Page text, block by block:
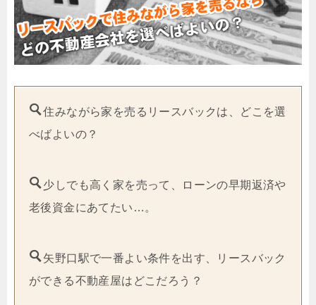
住みながら家を売るリースバックは、どこを選
べばよいの？
少しでも高く家を売って、ローンの早期返済や
老後資金にあてたい…。
矢野口駅で一番よい条件を出す、リースバック
ができる不動産屋はどこだろう？